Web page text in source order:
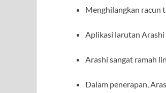
Menghilangkan racun
Aplikasi larutan Arashi
Arashi sangat ramah
Dalam penerapan,